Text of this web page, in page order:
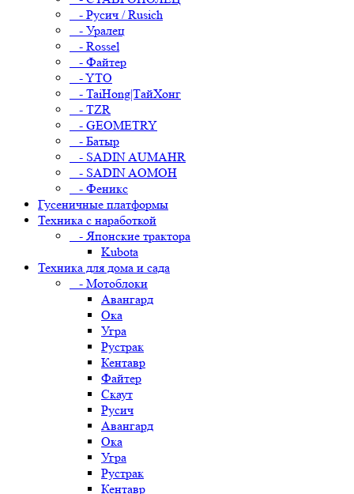
- Русич / Rusich
- Уралец
- Rossel
- Файтер
- YTO
- TaiHong|ТайХонг
- TZR
- GEOMETRY
- Батыр
- SADIN AUMAHR
- SADIN AOMOH
- Феникс
Гусеничные платформы
Техника с наработкой
- Японские трактора
Kubota
Техника для дома и сада
- Мотоблоки
Авангард
Ока
Угра
Рустрак
Кентавр
Файтер
Скаут
Русич
Авангард
Ока
Угра
Рустрак
Кентавр